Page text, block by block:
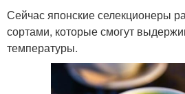
Сейчас японские селекционеры
сортами, которые смогут
температуры.